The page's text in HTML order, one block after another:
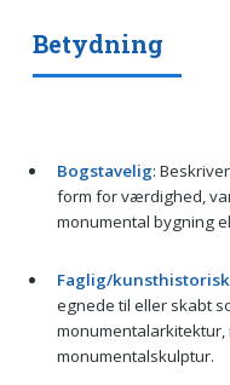
Betydning
Bogstavelig:
form for værdighed,
monumental bygning
Faglig/kunsthistorisk
egnede til eller skabt
monumentalskulptur.